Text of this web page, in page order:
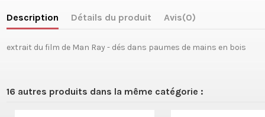
Description Détails du produit Avis(0)
extrait du film de Man Ray - dés dans paumes de mains en bois
16 autres produits dans la même catégorie :